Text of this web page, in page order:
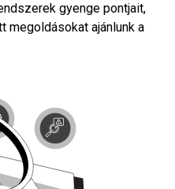
gyenge pontjait,
megoldásokat ajánlunk a